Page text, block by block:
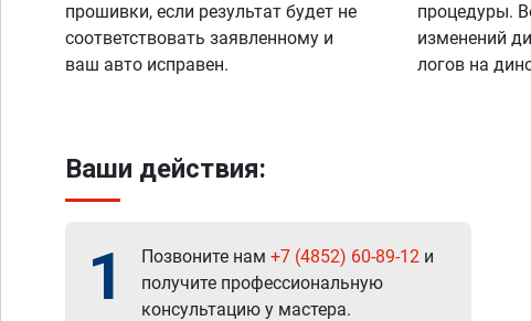
прошивки, если результат будет не
соответствовать заявленному и
ваш авто исправен.
процедуры.
изменений
логов на
Ваши действия:
1 Позвоните нам +7 (4852) 60-89-12 и
получите профессиональную
консультацию у мастера.